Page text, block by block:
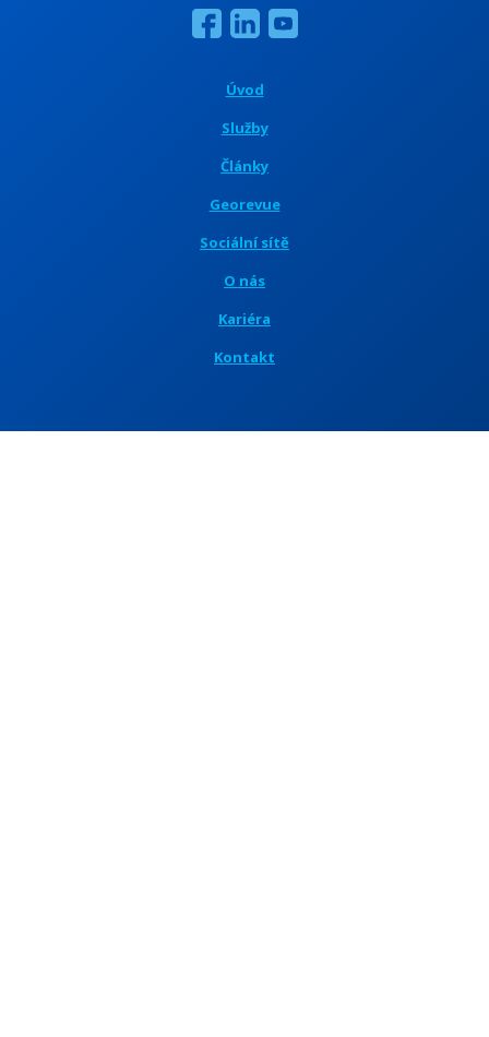
Úvod
Služby
Články
Georevue
Sociální sítě
O nás
Kariéra
Kontakt